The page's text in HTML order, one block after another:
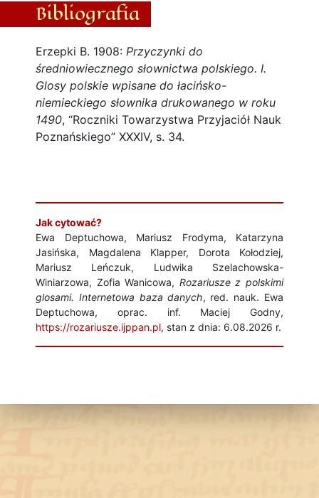
Bibliografia
Erzepki B. 1908: Przyczynki do
średniowiecznego słownictwa polskiego. I.
Glosy polskie wpisane do łacińsko-
niemieckiego słownika drukowanego w roku
1490, “Roczniki Towarzystwa Przyjaciół Nauk
Poznańskiego” XXXIV, s. 34.
Jak cytować?
Ewa Deptuchowa, Mariusz Frodyma, Katarzyna
Jasińska, Magdalena Klapper, Dorota Kołodziej,
Mariusz Leńczuk, Ludwika Szelachowska-
Winiarzowa, Zofia Wanicowa, Rozariusze z polskimi
glosami. Internetowa baza danych, red. nauk. Ewa
Deptuchowa, oprac. inf. Maciej Godny,
https://rozariusze.ijppan.pl, stan z dnia: 6.08.2026 r.